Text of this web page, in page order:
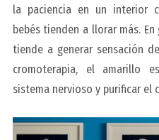
la paciencia en un interior
bebés tienden a llorar más.
tiende a generar sensación
cromoterapia, el amarillo
sistema nervioso y purificar el